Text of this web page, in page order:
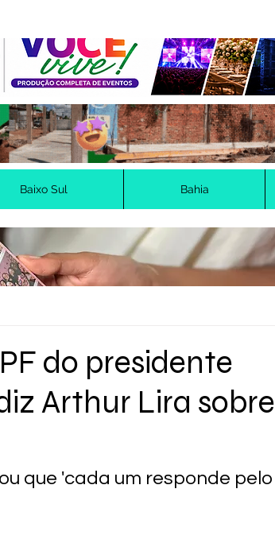
Baixo Sul Bahia
do presidente
Arthur Lira sobre
que 'cada um responde pelo